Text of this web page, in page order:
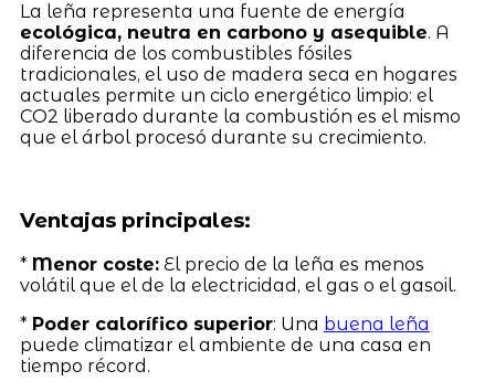
La leña representa una fuente de energía
ecológica, neutra en carbono y asequible. A
diferencia de los combustibles fósiles
tradicionales, el uso de madera seca en hogares
actuales permite un ciclo energético limpio: el
CO2 liberado durante la combustión es el mismo
que el árbol procesó durante su crecimiento.
Ventajas principales:
* Menor coste:El precio de la leña es menos
volátil que el de la electricidad, el gas o el gasoil.
* Poder calorífico superior: Una buena leña
puede climatizar el ambiente de una casa en
tiempo récord.